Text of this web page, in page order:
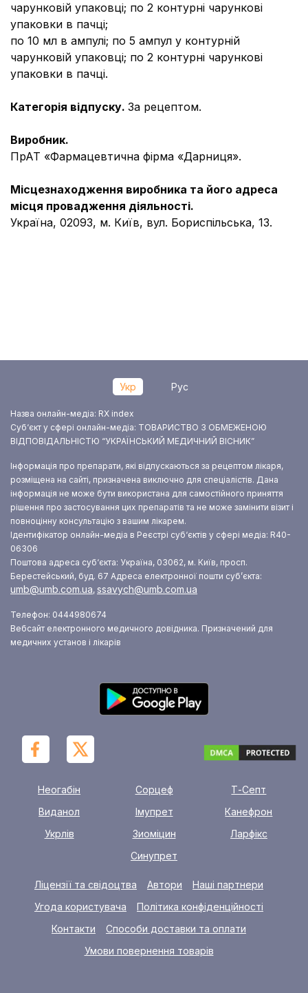
чарунковій упаковці; по 2 контурні чарункові
упаковки в пачці;
по 10 мл в ампулі; по 5 ампул у контурній
чарунковій упаковці; по 2 контурні чарункові
упаковки в пачці.
Категорія відпуску. За рецептом.
Виробник.
ПрАТ «Фармацевтична фірма «Дарниця».
Місцезнаходження виробника та його адреса
місця провадження діяльності.
Україна, 02093, м. Київ, вул. Бориспiльська, 13.
Укр Рус
Назва онлайн-медіа: RX index
Суб‘єкт у сфері онлайн-медіа: ТОВАРИСТВО З ОБМЕЖЕНОЮ
ВІДПОВІДАЛЬНІСТЮ “УКРАЇНСЬКИЙ МЕДИЧНИЙ ВІСНИК”
Інформація про препарати, які відпускаються за рецептом лікаря,
розміщена на сайті, призначена виключно для спеціалістів. Дана
інформація не може бути використана для самостійного приняття
рішення про застосування цих препаратів та не може замінити візит і
повноцінну консультацію з вашим лікарем.
Ідентифікатор онлайн-медіа в Реєстрі суб‘єктів у сфері медіа: R40-
06306
Поштова адреса суб‘єкта: Україна, 03062, м. Київ, просп.
Берестейський, буд. 67 Адреса електронної пошти суб’єкта:
umb@umb.com.ua, ssavych@umb.com.ua
Телефон: 0444980674
Вебсайт електронного медичного довідника. Призначений для
медичних установ і лікарів
Неогабін Сорцеф
Т-Септ
Виданол
Імупрет
Канефрон
Укрлів
Зиоміцин
Ларфікс
Синупрет
Ліцензії та свідоцтва Автори
Наші партнери
Угода користувача
Політика конфіденційності
Контакти
Способи доставки та оплати
Умови повернення товарів